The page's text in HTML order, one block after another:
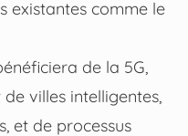
existantes comme le
de la 5G,
villes intelligentes,
et de processus